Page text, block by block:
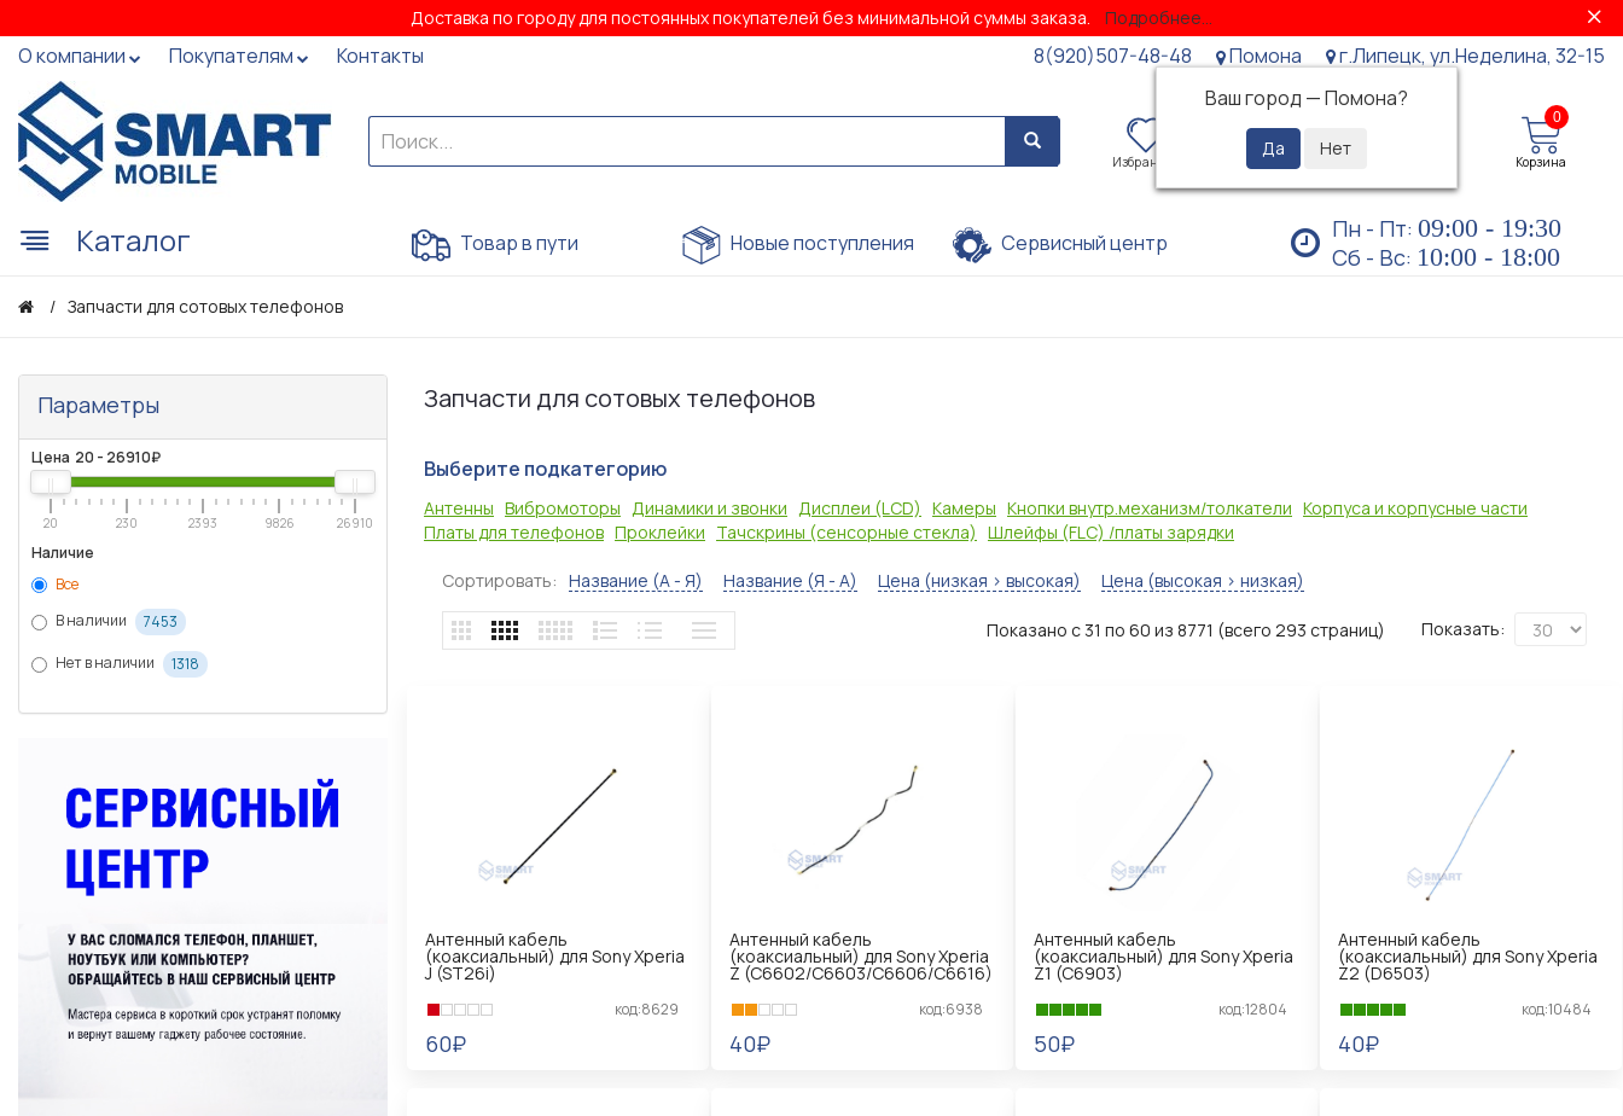
Доставка по городу для постоянных покупателей без минимальной суммы заказа. Подробнее...
О компании Покупателям Контакты 8(920)507-48-48
Помона
Ваш город —Помона?
г.Липецк, ул.Неделина, 32-15
Избранное Просмотренные
0
Корзина
Каталог Товар в пути Новые поступления Сервисный центр Пн - Пт: 09:00 - 19:30
Сб - Вс: 10:00 - 18:00
Запчасти для сотовых телефонов
Параметры
Цена 20 - 26910₽
20 230 2393 9826 26910
Наличие
Все
В наличии
7453
Нет в наличии 1318
Запчасти для сотовых телефонов
Выберите подкатегорию
Антенны Вибромоторы Динамики и звонки Дисплеи (LCD) Камеры Кнопки внутр.механизм/толкатели Корпуса и корпусные части
Платы для телефонов Проклейки Тачскрины (сенсорные стекла) Шлейфы (FLC) /платы зарядки
Сортировать: Название (А - Я) Название (Я - А) Цена (низкая > высокая) Цена (высокая > низкая)
Показать:
Показано с 31 по 60 из 8771 (всего 293 страниц)
Антенный кабель
(коаксиальный) для Sony Xperia
J (ST26i)
код:8629
60₽
Антенный кабель
(коаксиальный) для Sony Xperia
Z (C6602/C6603/C6606/C6616)
код:6938
40₽
Антенный кабель
(коаксиальный) для Sony Xperia
Z1 (C6903)
код:12804
50₽
Антенный кабель
(коаксиальный) для Sony Xperia
Z2 (D6503)
код:10484
40₽